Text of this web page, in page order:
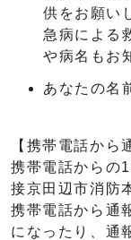
供をお願い
急病による
や病名もお
あなたの名
【携帯電話から
携帯電話からの
接京田辺市消防
携帯電話から通
になったり、通